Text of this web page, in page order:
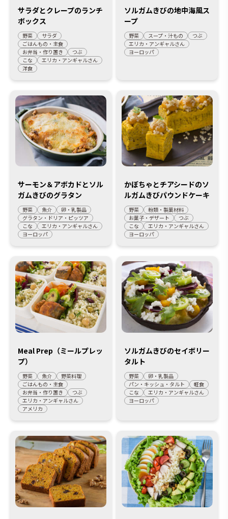
サラダとクレープのランチ
ボックス
野菜
サラダ
ごはんもの・主食
お弁当・作り置き
つぶ
こな
エリカ・アンギャルさん
洋食
ソルガムきびの地中海風ス
ープ
野菜 スープ・汁もの
つぶ
エリカ・アンギャルさん
ヨーロッパ
サーモン＆アボカドとソル
ガムきびのグラタン
野菜 魚介
卵・乳製品
グラタン・ドリア・ピッツア
こな
エリカ・アンギャルさん
ヨーロッパ
かぼちゃとチアシードのソ
ルガムきびパウンドケーキ
野菜
粉類・製菓材料
お菓子・デザート
つぶ
こな
エリカ・アンギャルさん
ヨーロッパ
Meal Prep（ミールプレッ
プ）
野菜 魚介
野菜料理
ごはんもの・主食
お弁当・作り置き
つぶ
エリカ・アンギャルさん
アメリカ
ソルガムきびのセイボリー
タルト
野菜
卵・乳製品
パン・キッシュ・タルト
軽食
こな
エリカ・アンギャルさん
ヨーロッパ